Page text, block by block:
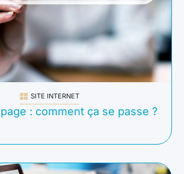
SITE INTERNET
page : comment ça se passe ?